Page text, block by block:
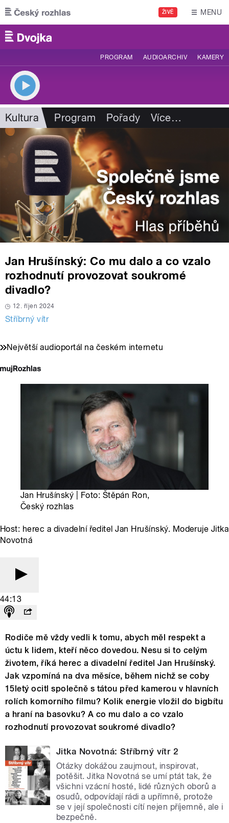
Přejít k hlavnímu obsahu
ŽIVĚ MENU
PROGRAM AUDIOARCHIV KAMERY
Kultura Program Pořady Více…
Jan Hrušínský: Co mu dalo a co vzalo
rozhodnutí provozovat soukromé
divadlo?
12. říjen 2024
Stříbrný vítr
Největší audioportál na českém internetu
Jan Hrušínský | Foto: Štěpán Ron,
Český rozhlas
Host: herec a divadelní ředitel Jan Hrušínský. Moderuje Jitka
Novotná
44:13
Rodiče mě vždy vedli k tomu, abych měl respekt a
úctu k lidem, kteří něco dovedou. Nesu si to celým
životem, říká herec a divadelní ředitel Jan Hrušínský.
Jak vzpomíná na dva měsíce, během nichž se coby
15letý ocitl společně s tátou před kamerou v hlavních
rolích komorního filmu? Kolik energie vložil do bigbítu
a hraní na basovku? A co mu dalo a co vzalo
rozhodnutí provozovat soukromé divadlo?
Jitka Novotná: Stříbrný vítr 2
Otázky dokážou zaujmout, inspirovat,
potěšit. Jitka Novotná se umí ptát tak, že
všichni vzácní hosté, lidé různých oborů a
osudů, odpovídají rádi a upřímně, protože
se v její společnosti cítí nejen příjemně, ale i
bezpečně.